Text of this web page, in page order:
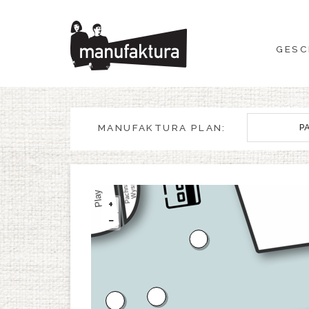
GESCHEHEN
EINKAUFEN
ANGEBOTE
UNTERHALTUNG
RESTAURANTS
PLAN
ÜBER UNS
MANUFAKTURA PLAN:
+
−